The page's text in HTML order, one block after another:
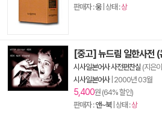
판매자 :웅| 상태 :상
[중고] 뉴드림 일한사전
시사일본어사 사전편찬실 (지은
시사일본어사| 2000년 03월
5,400원 (64% 할인)
판매자 :앤~북| 상태 :상